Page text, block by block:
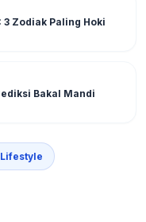
Zodiak Paling Hoki
Bakal Mandi